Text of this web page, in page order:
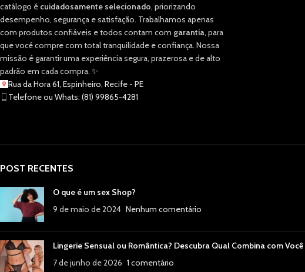
catálogo é cuidadosamente selecionado, priorizando
desempenho, segurança e satisfação. Trabalhamos apenas
com produtos confiáveis e todos contam com garantia, para
que você compre com total tranquilidade e confiança. Nossa
missão é garantir uma experiência segura, prazerosa e de alto
padrão em cada compra. ✨
Rua da Hora 61, Espinheiro, Recife - PE
Telefone ou Whats: (81) 99865-4281
POST RECENTES
O que é um sex Shop?
9 de maio de 2024 Nenhum comentário
Lingerie Sensual ou Romântica? Descubra Qual Combina com Você
7 de junho de 2026 1 comentário